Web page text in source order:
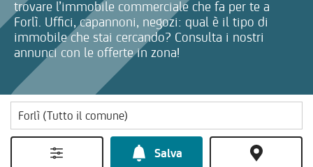
trovare l’immobile commerciale che fa per te a
Forlì. Uffici, capannoni, negozi: qual è il tipo di
immobile che stai cercando? Consulta i nostri
annunci con le offerte in zona!
Salva